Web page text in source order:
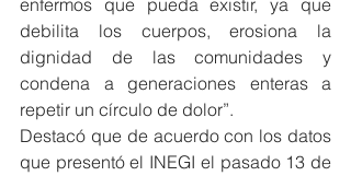
enfermos que pueda existir, ya que
debilita los cuerpos, erosiona la
dignidad de las comunidades y
condena a generaciones enteras a
repetir un círculo de dolor”.
Destacó que de acuerdo con los datos
que presentó el INEGI el pasado 13 de